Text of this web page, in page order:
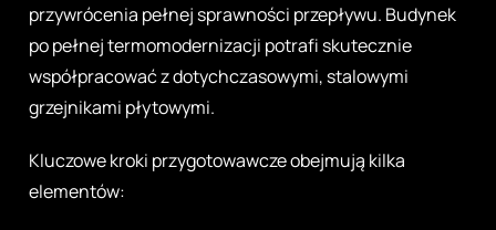
przywrócenia pełnej sprawności przepływu. Budynek
po pełnej termomodernizacji potrafi skutecznie
współpracować z dotychczasowymi, stalowymi
grzejnikami płytowymi.
Kluczowe kroki przygotowawcze obejmują kilka
elementów: